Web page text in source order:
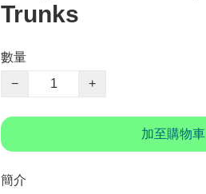
Trunks
數量
−
+
加至購物車
簡介